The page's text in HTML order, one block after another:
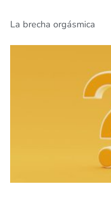
La brecha orgásmica